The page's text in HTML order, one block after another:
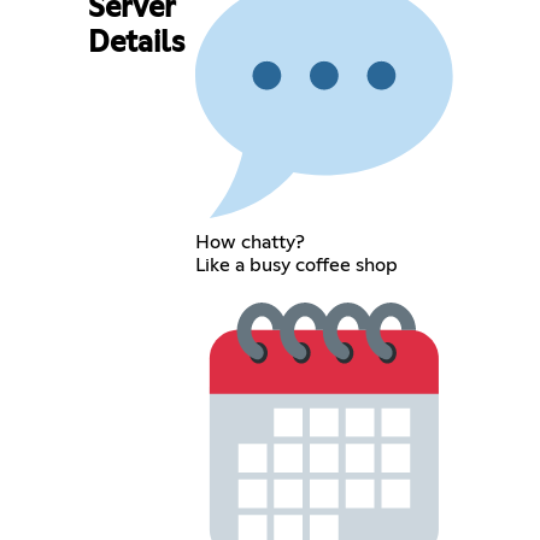
Server
Details
How chatty?
Like a busy coffee shop